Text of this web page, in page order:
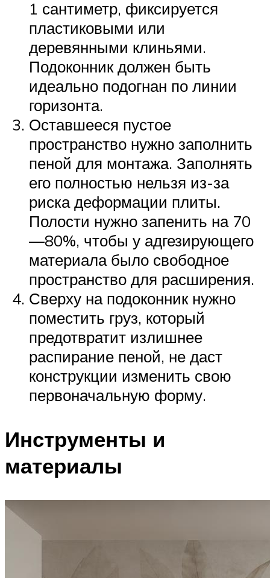
1 сантиметр, фиксируется
пластиковыми или
деревянными клиньями.
Подоконник должен быть
идеально подогнан по линии
горизонта.
Оставшееся пустое
пространство нужно заполнить
пеной для монтажа. Заполнять
его полностью нельзя из-за
риска деформации плиты.
Полости нужно запенить на 70
—80%, чтобы у адгезирующего
материала было свободное
пространство для расширения.
Сверху на подоконник нужно
поместить груз, который
предотвратит излишнее
распирание пеной, не даст
конструкции изменить свою
первоначальную форму.
Инструменты и
материалы